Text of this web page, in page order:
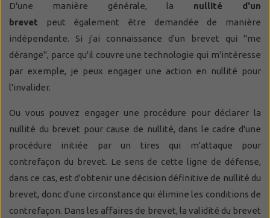
D'une manière générale, la nullité d'un
brevet peut également être demandée de manière
indépendante. Si j'ai connaissance d'un brevet qui "me
dérange", parce qu'il couvre une technologie qui m'intéresse
par exemple, je peux engager une action en nullité pour
l'invalider.
Ou vous pouvez engager une procédure pour déclarer la
nullité du brevet pour cause de nullité, dans le cadre d'une
procédure initiée par un tires qui m'attaque pour
contrefaçon du brevet. Le sens de cette ligne de défense,
dans ce cas, est d'obtenir une décision définitive de nullité du
brevet, donc d'une circonstance qui élimine les conditions de
contrefaçon. Dans les affaires de brevet, la validité du brevet